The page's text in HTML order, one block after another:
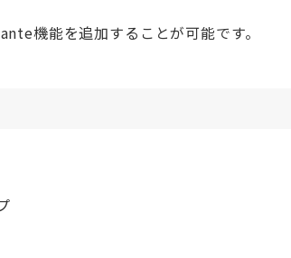
機能を追加することが可能です。